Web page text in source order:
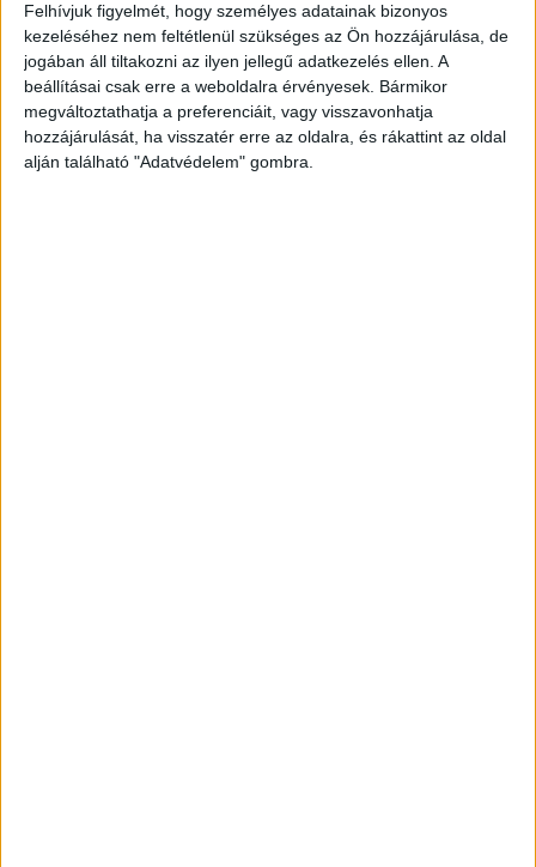
Felhívjuk figyelmét, hogy személyes adatainak bizonyos
kezeléséhez nem feltétlenül szükséges az Ön hozzájárulása, de
jogában áll tiltakozni az ilyen jellegű adatkezelés ellen. A
beállításai csak erre a weboldalra érvényesek. Bármikor
megváltoztathatja a preferenciáit, vagy visszavonhatja
hozzájárulását, ha visszatér erre az oldalra, és rákattint az oldal
alján található "Adatvédelem" gombra.
Teljes rendőrségi zárás az M3-as
autópályán, egy autós sem
menekülhetett
Írta:Budapest Környéke|2020.10.03. | szombat: 10:00
Minden autót és kamiont letereltek a sztrádáról a
Kálmánházi pihenőnél, nem volt olyan sofőr, aki...